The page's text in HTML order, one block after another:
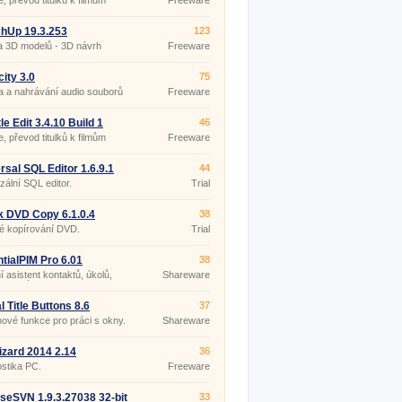
19.3.253
3D modelů - 3D návrh
123
Freeware
3.0
a nahrávání audio souborů
75
Freeware
Edit 3.4.10 Build 1
převod titulků k filmům
46
Freeware
SQL Editor 1.6.9.1
SQL editor.
44
Trial
DVD Copy 6.1.0.4
kopírování DVD.
38
Trial
Pro 6.01
asistent kontaktů, úkolů,
38
Shareware
Title Buttons 8.6
funkce pro práci s okny.
37
Shareware
2014 2.14
PC.
36
Freeware
1.9.3.27038 32-bit
33